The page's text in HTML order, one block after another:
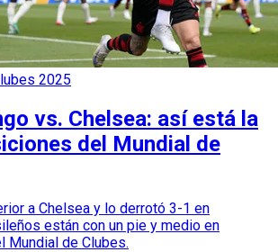
2025
vs. Chelsea: así está la
del Mundial de
a Chelsea y lo derrotó 3-1 en
están con un pie y medio en
Mundial de Clubes.